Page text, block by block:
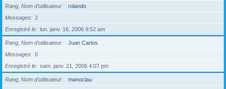
Rang, Nom d’utilisateur
rolando
Messages
2
Enregistré le
lun. janv. 16, 2006 9:52 am
Rang, Nom d’utilisateur
Juan Carlos
Messages
0
Enregistré le
sam. janv. 21, 2006 4:07 pm
Rang, Nom d’utilisateur
manoclau